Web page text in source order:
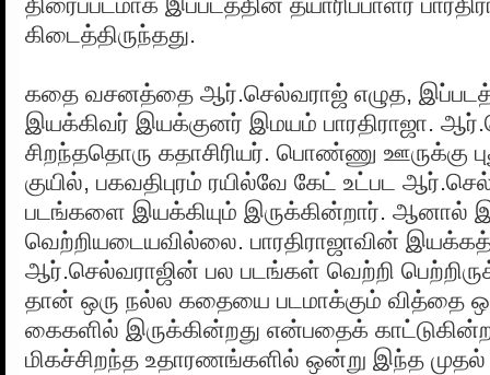
கிடைத்திருந்தது.
கதை வசனத்தை ஆர்.செல்வராஜ் எழுத,
இயக்கிவர் இயக்குனர் இமயம் பாரதிராஜா.
சிறந்ததொரு கதாசிரியர். பொண்ணு ஊருக்கு
குயில், பகவதிபுரம் ரயில்வே கேட் உட்பட
படங்களை இயக்கியும் இருக்கின்றார். ஆனால்
வெற்றியடையவில்லை. பாரதிராஜாவின்
ஆர்.செல்வராஜின் பல படங்கள் வெற்றி
தான் ஒரு நல்ல கதையை படமாக்கும் வித்தை
கைகளில் இருக்கின்றது என்பதைக்
மிகச்சிறந்த உதாரணங்களில் ஒன்று இந்த முதல்